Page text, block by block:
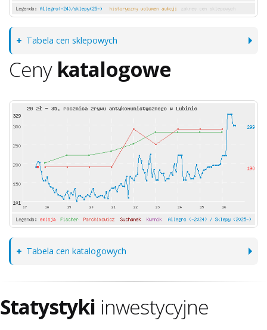
Tabela cen sklepowych
Ceny katalogowe
Tabela cen katalogowych
Statystyki inwestycyjne